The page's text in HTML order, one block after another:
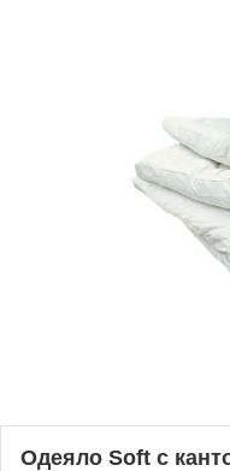
Одеяло Soft с